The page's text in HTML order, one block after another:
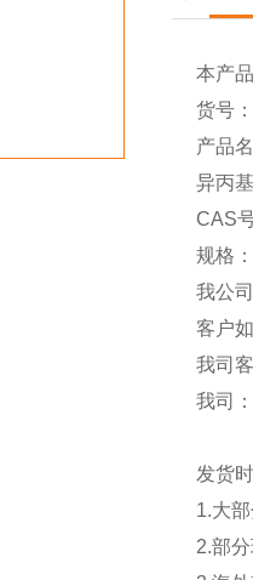
本产
货号
产品
异丙
CAS
规格
我公
客户
我司
我司
发货
1.大
2.部